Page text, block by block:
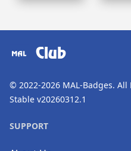
Club
© 2022-2026 MAL-Badges. All
Stable v20260312.1
SUPPORT